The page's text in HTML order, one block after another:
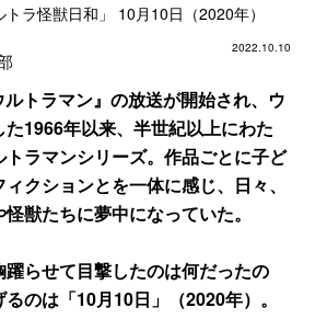
ラ怪獣日和」 10月10日（2020年）
2022.10.10
ルトラマン』の放送が開始され、ウ
1966年以来、半世紀以上にわた
トラマンシリーズ。作品ごとに子ど
クションとを一体に感じ、日々、
獣たちに夢中になっていた。
らせて目撃したのは何だったの
のは「10月10日」（2020年）。